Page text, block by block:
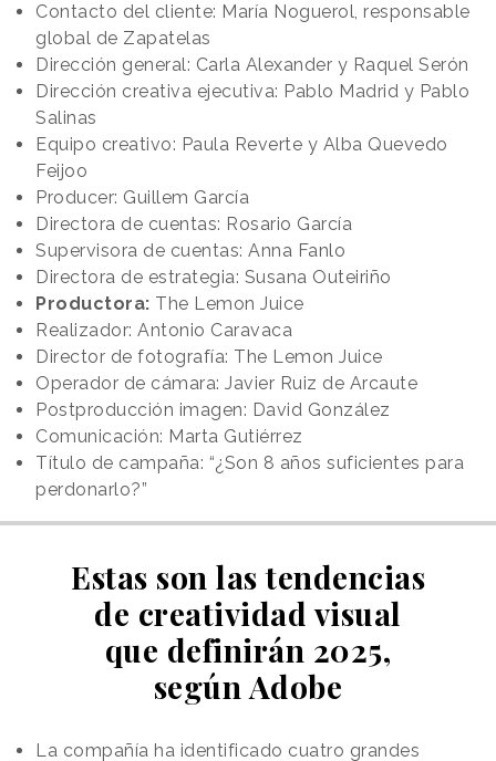
Contacto del cliente: María Noguerol, responsable
global de Zapatelas
Dirección general: Carla Alexander y Raquel Serón
Dirección creativa ejecutiva: Pablo Madrid y Pablo
Salinas
Equipo creativo: Paula Reverte y Alba Quevedo
Feijoo
Producer: Guillem García
Directora de cuentas: Rosario García
Supervisora de cuentas: Anna Fanlo
Directora de estrategia: Susana Outeiriño
Productora: The Lemon Juice
Realizador: Antonio Caravaca
Director de fotografía: The Lemon Juice
Operador de cámara: Javier Ruiz de Arcaute
Postproducción imagen: David González
Comunicación: Marta Gutiérrez
Título de campaña: “¿Son 8 años suficientes para
perdonarlo?”
Estas son las tendencias
de creatividad visual
que definirán 2025,
según Adobe
La compañía ha identificado cuatro grandes